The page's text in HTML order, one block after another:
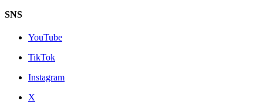
SNS
YouTube
TikTok
Instagram
X